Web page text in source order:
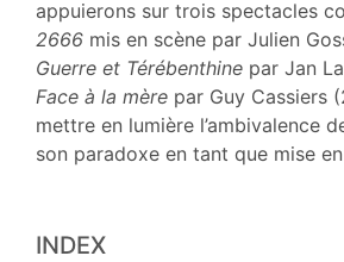
appuierons sur trois spectacles
2666 mis en scène par Julien
Guerre et Térébenthine par Jan
Face à la mère par Guy Cassiers
mettre en lumière l’ambivalence
son paradoxe en tant que mise
INDEX